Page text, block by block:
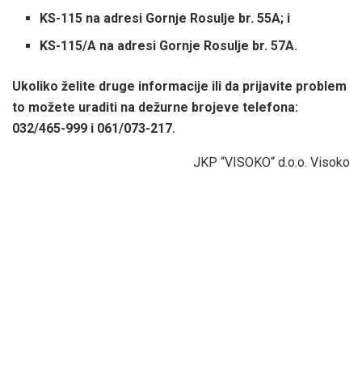
KS-115 na adresi Gornje Rosulje br. 55A; i
KS-115/A na adresi Gornje Rosulje br. 57A.
Ukoliko želite druge informacije ili da prijavite problem
to možete uraditi na dežurne brojeve telefona:
032/465-999 i 061/073-217.
JKP “VISOKO“ d.o.o. Visoko